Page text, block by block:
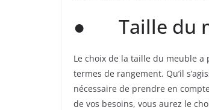
● Taille du
Le choix de la taille du meuble
termes de rangement. Qu’il
nécessaire de prendre en
de vos besoins, vous aurez le